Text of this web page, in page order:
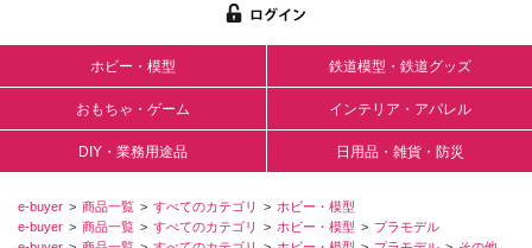
ホビー・模型 鉄道模型・鉄道グッズ
おもちゃ・ゲーム インテリア・アパレル
DIY・業務用途品 日用品・雑貨・防災
e-buyer 商品一覧 すべてのカテゴリ
ホビー・模型
e-buyer
商品一覧 すべてのカテゴリ ホビー・模型
プラモデル